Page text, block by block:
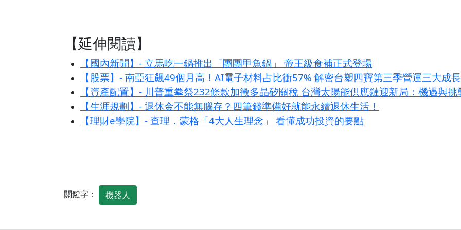
【延伸閱讀】
【國內新聞】- 立馬吃一鍋推出「團團甲魚鍋」 帝王級食補正式登場
【股票】- 南亞狂飆49個月高！AI電子材料占比衝57% 解密台塑四寶第三季營運三大成
【資產配置】- 川普重拳祭232條款加徵多晶矽關稅 台灣太陽能供應鏈迎新局：機遇與挑
【生涯規劃】- 退休金不能無腦存？四筆錢準備好就能永續退休生活！
【理財e學院】- 查理．蒙格「4大人生理念」 看懂成功投資的要點
關鍵字： 機器人